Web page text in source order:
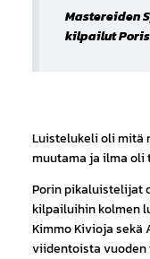
Mastereiden
kilpailut
Luistelukeli oli mitä
muutama ja ilma oli
Porin pikaluistelijat
kilpailuihin kolmen
Kimmo Kivioja sekä
viidentoista vuoden